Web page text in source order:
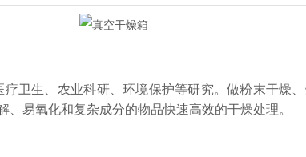
卫生、农业科研、环境保护等研究。做粉末干燥
易氧化和复杂成分的物品快速高效的干燥处理。